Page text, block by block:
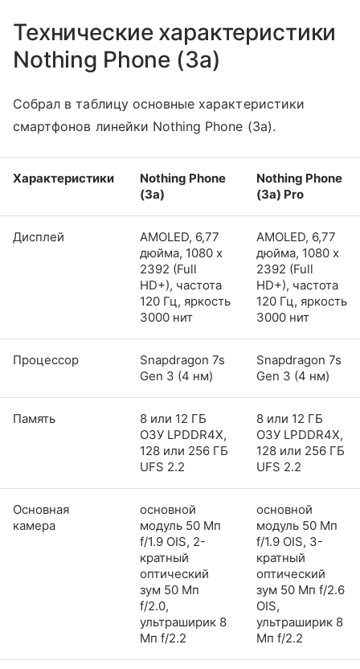
Технические характеристики
Nothing Phone (3a)
Собрал в таблицу основные характеристики
смартфонов линейки Nothing Phone (3a).
Характеристики
Nothing Phone
(3a)
Nothing Phone
(3a) Pro
Дисплей
AMOLED, 6,77
дюйма, 1080 x
2392 (Full
HD+), частота
120 Гц, яркость
3000 нит
AMOLED, 6,77
дюйма, 1080 x
2392 (Full
HD+), частота
120 Гц, яркость
3000 нит
Процессор
Snapdragon 7s
Gen 3 (4 нм)
Snapdragon 7s
Gen 3 (4 нм)
Память
8 или 12 ГБ
ОЗУ LPDDR4X,
128 или 256 ГБ
UFS 2.2
8 или 12 ГБ
ОЗУ LPDDR4X,
128 или 256 ГБ
UFS 2.2
Основная
камера
основной
модуль 50 Мп
f/1.9 OIS, 2-
кратный
оптический
зум 50 Мп
f/2.0,
ультраширик 8
Мп f/2.2
основной
модуль 50 Мп
f/1.9 OIS, 3-
кратный
оптический
зум 50 Мп f/2.6
OIS,
ультраширик 8
Мп f/2.2